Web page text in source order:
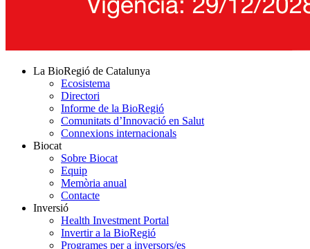
La BioRegió de Catalunya
Ecosistema
Directori
Informe de la BioRegió
Comunitats d’Innovació en Salut
Connexions internacionals
Biocat
Sobre Biocat
Equip
Memòria anual
Contacte
Inversió
Health Investment Portal
Invertir a la BioRegió
Programes per a inversors/es